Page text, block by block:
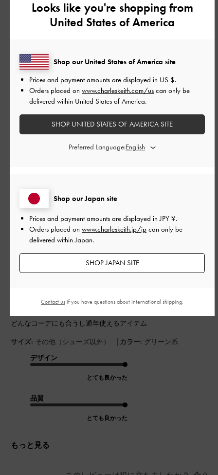
お手頃な価格でよい買い物ができたと思います！
品質
もっと見る
ご利用者様
軽くてしっかり入る！
チがちゃんと入る大きさ
どんなコーデにも合うし通年使えるアイテム
サイズ: その他（シューズ以外） | カラー: グリーン系
デザイン
とても良かった
品質
とても良かった
もっと見る
2026-07-19
Looks like you're shopping from
United States of America
Shop our Japan site
Prices and payment amounts are displayed inJPY ¥.
Orders placed on www.charleskeith.jp/jp can only be
delivered within Japan.
SHOP JAPAN SITE
Shop our United States of America site
Prices and payment amounts are displayed in US $.
Orders placed on www.charleskeith.com/us can only be
delivered within United States of America.
SHOP UNITED STATES OF AMERICA SITE
Preferred Language:
Contact usif you have questions about international shipping.